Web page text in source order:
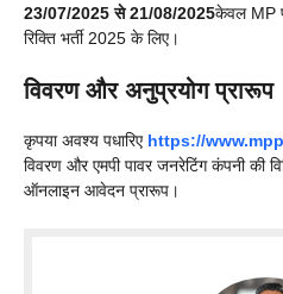
23/07/2025 से 21/08/2025केवल MP
रिक्ति भर्ती 2025 के लिए।
विवरण और अनुप्रयोग प्रारूप
कृपया अवश्य पधारिए https://
विवरण और एमपी पावर जनरेटिंग कंपनी की
ऑनलाइन आवेदन प्रारूप।